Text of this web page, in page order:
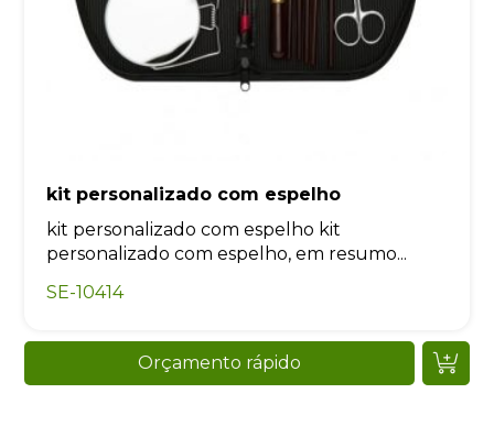
kit personalizado com espelho
kit personalizado com espelho kit
personalizado com espelho, em resumo...
SE-10414
Orçamento rápido